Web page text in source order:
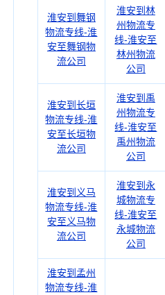
淮安到舞钢
物流专线-淮
安至舞钢物
流公司
淮安到林
州物流专
线-淮安至
林州物流
公司
淮安到长垣
物流专线-淮
安至长垣物
流公司
淮安到禹
州物流专
线-淮安至
禹州物流
公司
淮安到义马
物流专线-淮
安至义马物
流公司
淮安到永
城物流专
线-淮安至
永城物流
公司
淮安到孟州
物流专线-淮